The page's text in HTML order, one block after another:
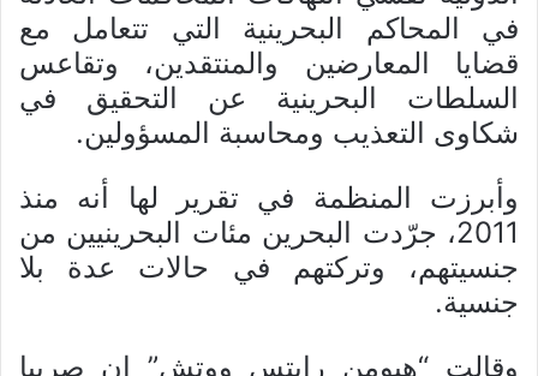
في المحاكم البحرينية التي تتعامل مع
قضايا المعارضين والمنتقدين، وتقاعس
السلطات البحرينية عن التحقيق في
شكاوى التعذيب ومحاسبة المسؤولين.
وأبرزت المنظمة في تقرير لها أنه منذ
2011، جرّدت البحرين مئات البحرينيين من
جنسيتهم، وتركتهم في حالات عدة بلا
جنسية.
وقالت “هيومن رايتس ووتش” إن صربيا